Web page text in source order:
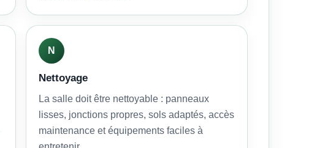
N
Nettoyage
La salle doit être nettoyable : panneaux
lisses, jonctions propres, sols adaptés, accès
maintenance et équipements faciles à